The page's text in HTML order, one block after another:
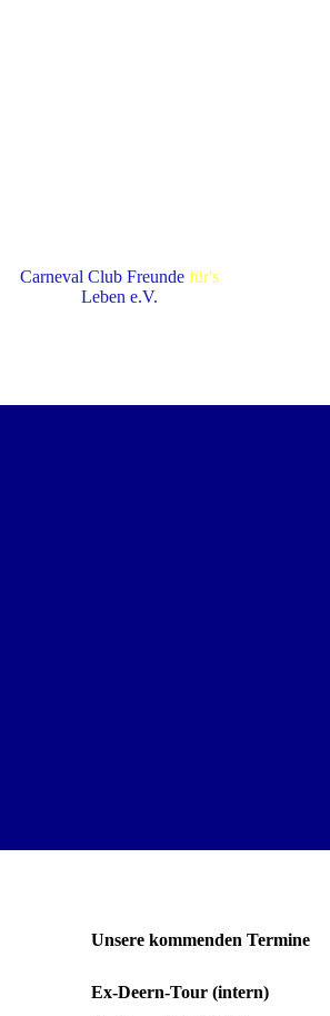
Carneval Club Freunde für's
Leben e.V.
Unsere kommenden Termine
Ex-Deern-Tour (intern)